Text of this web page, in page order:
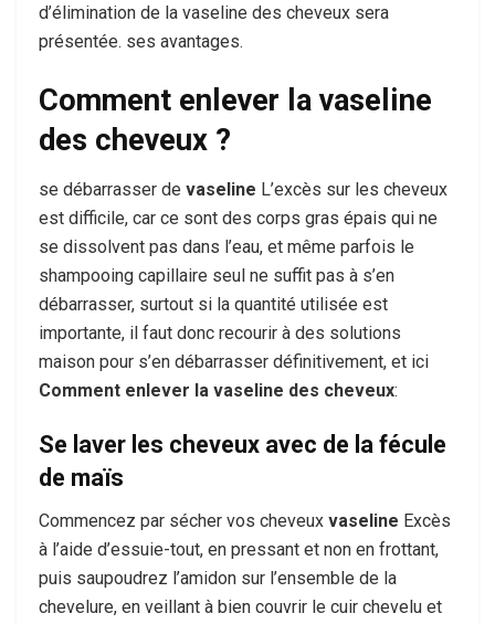
d’élimination de la vaseline des cheveux sera
présentée. ses avantages.
Comment enlever la vaseline
des cheveux ?
se débarrasser de vaseline L’excès sur les cheveux
est difficile, car ce sont des corps gras épais qui ne
se dissolvent pas dans l’eau, et même parfois le
shampooing capillaire seul ne suffit pas à s’en
débarrasser, surtout si la quantité utilisée est
importante, il faut donc recourir à des solutions
maison pour s’en débarrasser définitivement, et ici
Comment enlever la vaseline des cheveux:
Se laver les cheveux avec de la fécule
de maïs
Commencez par sécher vos cheveux vaseline Excès
à l’aide d’essuie-tout, en pressant et non en frottant,
puis saupoudrez l’amidon sur l’ensemble de la
chevelure, en veillant à bien couvrir le cuir chevelu et